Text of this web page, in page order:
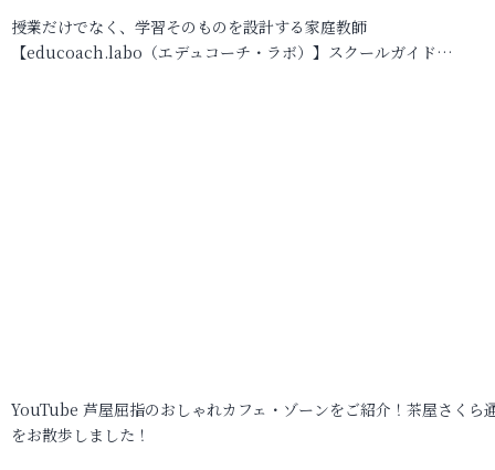
授業だけでなく、学習そのものを設計する家庭教師
【educoach.labo（エデュコーチ・ラボ）】スクールガイド…
YouTube 芦屋屈指のおしゃれカフェ・ゾーンをご紹介！茶屋さくら
をお散歩しました！